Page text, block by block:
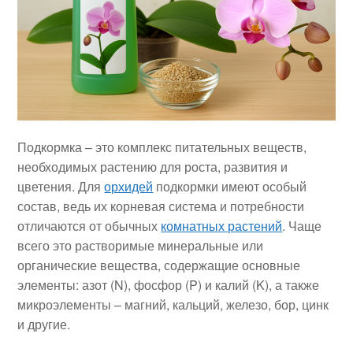
Подкормка – это комплекс питательных веществ,
необходимых растению для роста, развития и
цветения. Дляорхидей подкормки имеют особый
состав, ведь их корневая система и потребности
отличаются от обычных комнатных растений. Чаще
всего это растворимые минеральные или
органические вещества, содержащие основные
элементы: азот (N), фосфор (P) и калий (K), а также
микроэлементы – магний, кальций, железо, бор, цинк
и другие.